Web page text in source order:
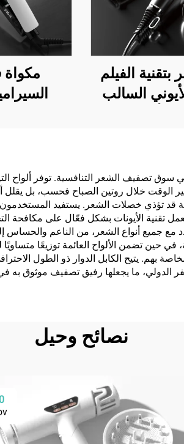
الفيلم
السالب
مكواة
سوق تصفيف الشعر التنافسية. توفر ألواح
الوقت خلال روتين الصباح فحسب، بل يقلل
تؤذي خصلات الشعر. يستفيد المستخدمون من
الأيونات بشكل فعّال على مكافحة
مع جميع أنواع الشعر، من الناعم والحساس
حين تضمن الألواح العائمة توزيعًا متساويًا
بهم. يتيح الكابل الدوار ذو الطول
الدولي، ما يجعلها رفيق تصفيف موثوق به
نصائح وحيل